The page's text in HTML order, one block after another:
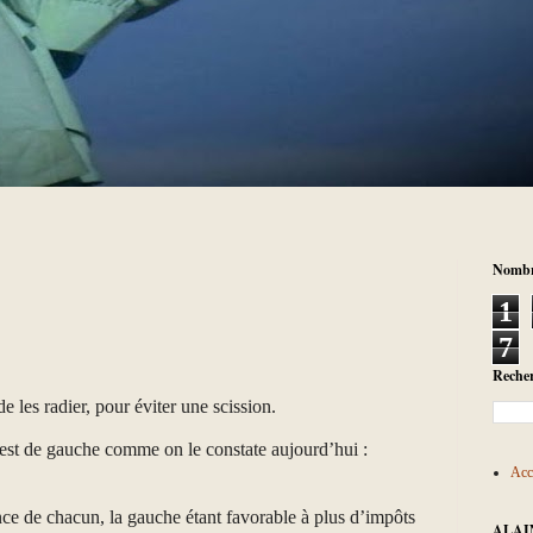
les radier, pour éviter une scission.
de gauche comme on le constate aujourd’hui :
de chacun, la gauche étant favorable à plus d’impôts
1
7